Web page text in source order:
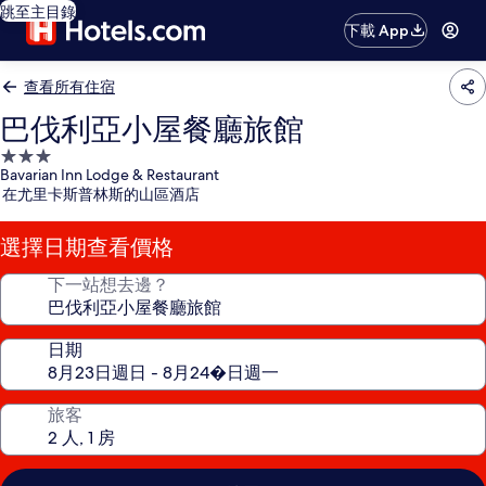
跳至主目錄
下載 App
查看所有住宿
巴伐利亞小屋餐廳旅館
3.0
星
級
住
宿
Bavarian Inn Lodge & Restaurant
在尤里卡斯普林斯的山區酒店
選擇日期查看價格
下一站想去邊？
日期
旅客